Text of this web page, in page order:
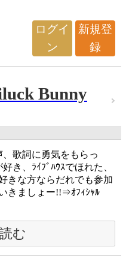
ログイ
ン
新規登
録
Bunny
、歌詞に勇気をもらっ
き、ﾗｲﾌﾞﾊｳｽでほれた、
きな方ならだれでも参加
きましょー!!⇒ｵﾌｨｼｬﾙ
む